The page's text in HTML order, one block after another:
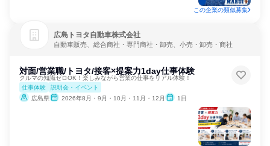
この企業の類似募集
広島トヨタ自動車株式会社
自動車販売、総合商社・専門商社・卸売、小売・卸売・商社
対面/営業職/トヨタ/接客×提案力1day仕事体験
クルマの知識ゼロOK！楽しみながら営業の仕事をリアル体験！
仕事体験
説明会・イベント
広島県
2026年8月・9月・10月・11月・12月 1日